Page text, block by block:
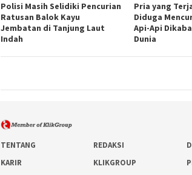
Polisi Masih Selidiki Pencurian
Ratusan Balok Kayu
Jembatan di Tanjung Laut
Indah
Pria yang
Diduga
Api-Api
Dunia
TENTANG REDAKSI
KARIR
KLIKGROUP